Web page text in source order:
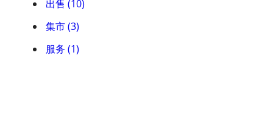
出售 (10)
集市 (3)
服务 (1)